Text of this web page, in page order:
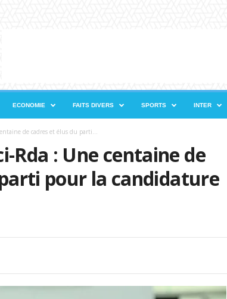
ECONOMIE FAITS DIVERS SPORTS INTER
de cadres et élus du parti...
Rda : Une centaine de
pour la candidature